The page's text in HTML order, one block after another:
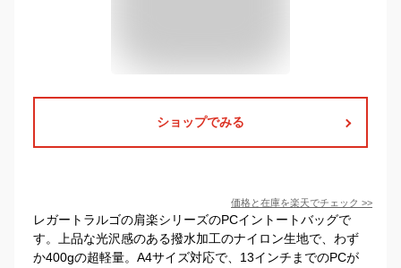
ショップでみる
価格と在庫を楽天でチェック >>
レガートラルゴの肩楽シリーズのPCイントートバッグで
す。上品な光沢感のある撥水加工のナイロン生地で、わず
か400gの超軽量。A4サイズ対応で、13インチまでのPCが